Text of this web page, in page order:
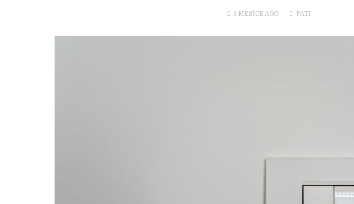
3 MĚSÍCE AGO PATI